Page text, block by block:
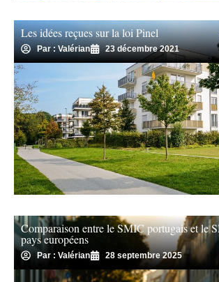
Les idées reçues sur la loi Pinel
Par : Valérian 23 décembre 2021
Comparaison entre le SMIC portugais et le
pays européens
Par : Valérian 28 septembre 2025